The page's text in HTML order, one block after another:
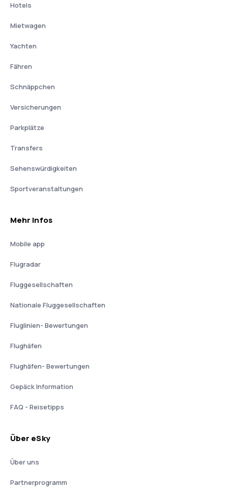
Hotels
Mietwagen
Yachten
Fähren
Schnäppchen
Versicherungen
Parkplätze
Transfers
Sehenswürdigkeiten
Sportveranstaltungen
Mehr Infos
Mobile app
Flugradar
Fluggesellschaften
Nationale Fluggesellschaften
Fluglinien- Bewertungen
Flughäfen
Flughäfen- Bewertungen
Gepäck Information
FAQ - Reisetipps
Über eSky
Über uns
Partnerprogramm